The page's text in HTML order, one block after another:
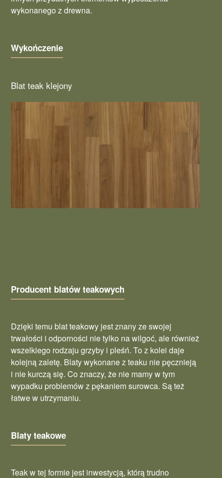
wykonanego z drewna.
Wykończenie
Blat teak klejony
Producent blatów teakowych
Dzięki temu blat teakowy jest znany ze swojej
trwałości i odporności nie tylko na wilgoć, ale również
wszelkiego rodzaju grzyby i pleśń. To z kolei daje
kolejną zaletę. Blaty wykonane z teaku nie pęcznieją
i nie kurczą się. Co znaczy, że nie mamy w tym
wypadku problemów z pękaniem surowca. Są też
łatwe w utrzymaniu.
Blaty teakowe
Teak w tej formie jest inwestycją, którą trudno